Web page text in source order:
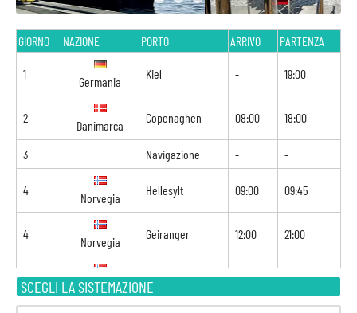
SCEGLI LA SISTEMAZIONE
GIORNO NAZIONE PORTO ARRIVO PARTENZA
1
Germania
Kiel - 19:00
2
Danimarca
Copenaghen 08:00 18:00
3 Navigazione - -
4
Norvegia
Hellesylt 09:00 09:45
4
Norvegia
Geiranger 12:00 21:00
5
Norvegia
Alesund 07:00 17:00